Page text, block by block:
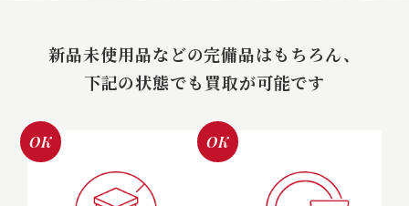
新品未使用品などの完備品はもちろん、
下記の状態でも買取が可能です
OK OK